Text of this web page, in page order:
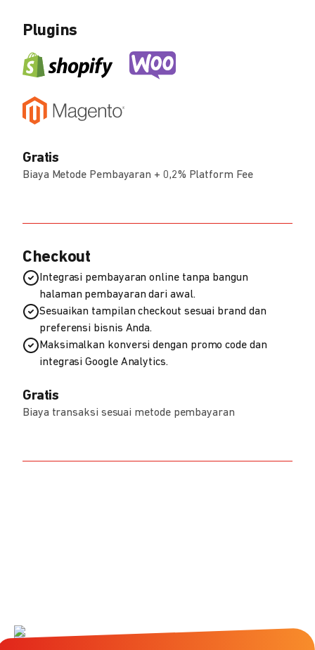
Plugins
Gratis
Biaya Metode Pembayaran + 0,2% Platform Fee
Checkout
Integrasi pembayaran online tanpa bangun
halaman pembayaran dari awal.
Sesuaikan tampilan checkout sesuai brand dan
preferensi bisnis Anda.
Maksimalkan konversi dengan promo code dan
integrasi Google Analytics.
Gratis
Biaya transaksi sesuai metode pembayaran